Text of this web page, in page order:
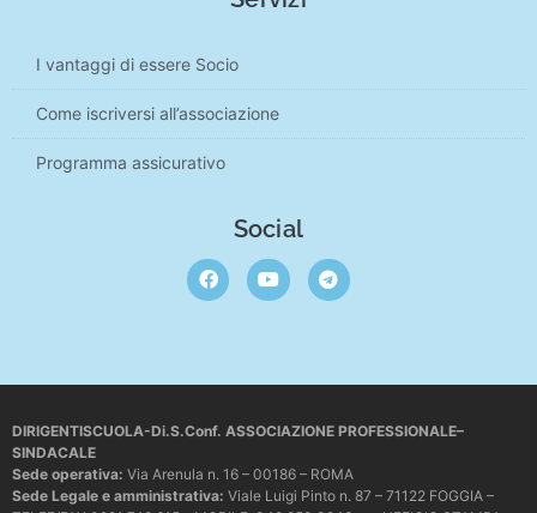
I vantaggi di essere Socio
Come iscriversi all’associazione
Programma assicurativo
Social
DIRIGENTISCUOLA-Di.S.Conf. ASSOCIAZIONE PROFESSIONALE–
SINDACALE
Sede operativa: Via Arenula n. 16 – 00186 – ROMA
Sede Legale e amministrativa: Viale Luigi Pinto n. 87 – 71122 FOGGIA –